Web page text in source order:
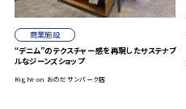
商業施設
“デニム”のテクスチャー感を再現したサステナブ
ルなジーンズショップ
Right-on おのだサンパーク店